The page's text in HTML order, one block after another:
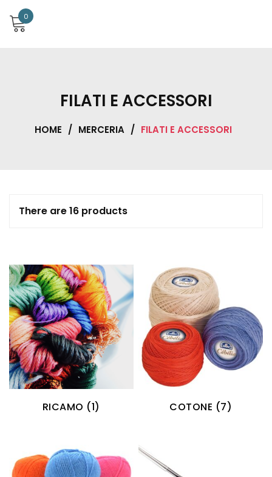
0
FILATI E ACCESSORI
HOME / MERCERIA / FILATI E ACCESSORI
There are 16 products
RICAMO (1) COTONE (7)